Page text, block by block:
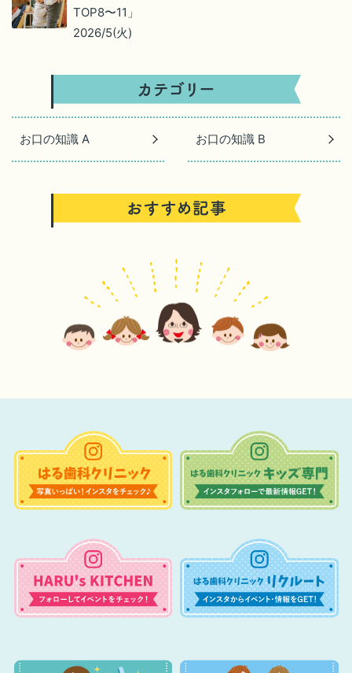
TOP8〜11」
2026/5(火)
お口の知識 A お口の知識 B